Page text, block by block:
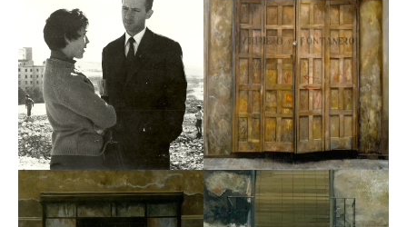
aplaudidas por la naturalidad de su escritura y por el
relato de una vida llena de contrastes, con una infancia
y primera juventud marcadas por la tragedia de la
guerra, y una segunda etapa luminosa y feliz en el
entorno del mundo del arte.
Su pintura realista, nunca hiperrealista, afronta temas
preferentemente urbanos, sobre todo de Madrid, ciudad
desde siempre adorada por la artista. Son calles,
fachadas, comercios, garajes: lugares en general